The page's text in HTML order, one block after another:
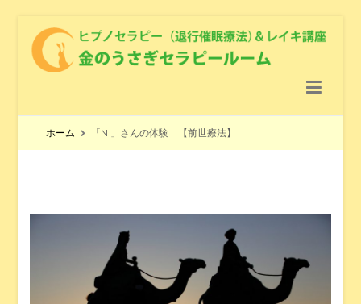
ヒプノセラピー（退行催眠療法） ＆レイキ講座 ＆ クリスタル
ホーム 「N 」さんの体験 【前世療法】